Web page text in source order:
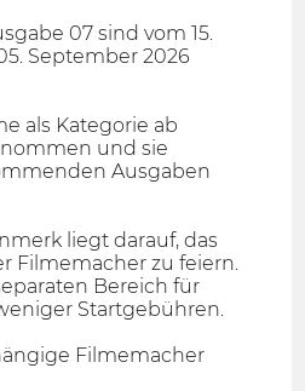
07 sind vom 15.
September 2026
als Kategorie ab
und sie
Ausgaben
liegt darauf, das
Filmemacher zu feiern.
Bereich für
Startgebühren.
Filmemacher